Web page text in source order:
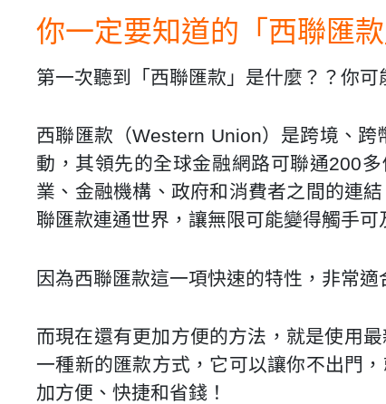
你一定要知道的「西聯匯
第一次聽到「西聯匯款」是什麼？？你可
西聯匯款（Western Union）是跨境、
動，其領先的全球金融網路可聯通200
業、金融機構、政府和消費者之間的連
聯匯款連通世界，讓無限可能變得觸手可
因為西聯匯款這一項快速的特性，非常
而現在還有更加方便的方法，就是使用
一種新的匯款方式，它可以讓你不出門
加方便、快捷和省錢！